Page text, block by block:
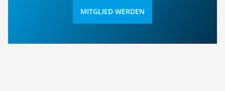
MITGLIED WERDEN